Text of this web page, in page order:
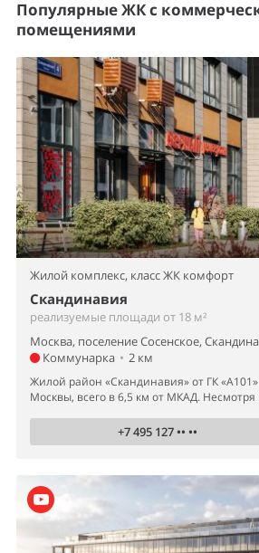
Популярные ЖК с
помещениями
Жилой комплекс, класс ЖК комфорт
Скандинавия
реализуемые площади от 18 м²
Москва, поселение Сосенское,
Коммунарка • 2 км
Жилой район «Скандинавия» от ГК
Москвы, всего в 6,5 км от МКАД. Несмотря
+7 495 127 •• ••